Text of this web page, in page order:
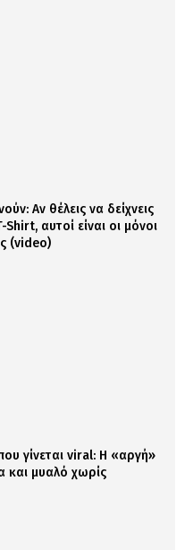
Αν θέλεις να δείχνεις
αυτοί είναι οι μόνοι
(video)
γίνεται viral: Η «αργή»
μυαλό χωρίς